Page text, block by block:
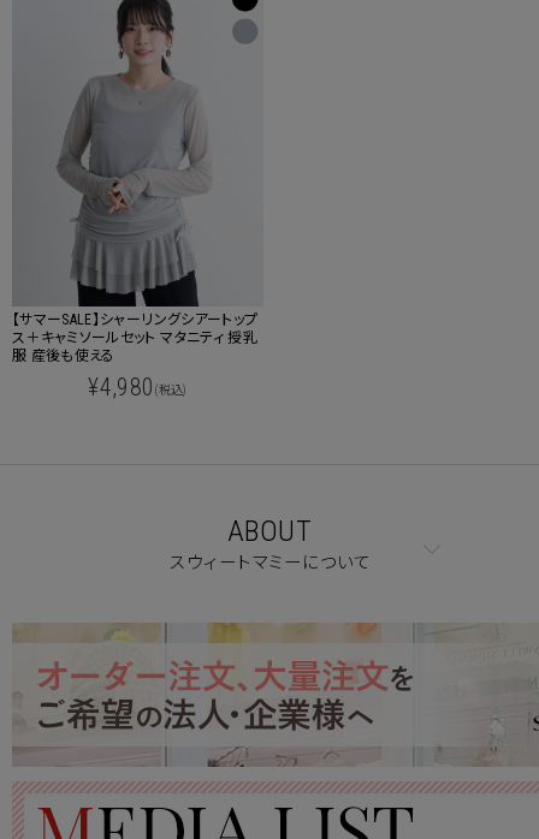
【サマーSALE】シャーリングシアートップ
ス＋キャミソールセット マタニティ 授乳
服 産後も使える
¥4,980 (税込)
ABOUT
スウィートマミーについて